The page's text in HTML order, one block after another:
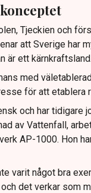
Tjeckien och
att Sverige har
är ett kärnkraftsland.
med
för att etablera
och har tidigare
av Vattenfall,
AP-1000. Hon
varit något bra
det verkar som